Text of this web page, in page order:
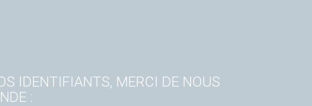
IDENTIFIANTS, MERCI DE NOUS
: